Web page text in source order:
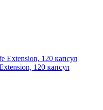
120 капсул